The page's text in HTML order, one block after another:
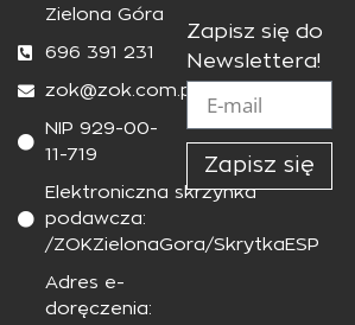
Zielona Góra
696 391 231
zok@zok.com.pl
NIP 929-00-
11-719
Elektroniczna skrzynka
podawcza:
/ZOKZielonaGora/SkrytkaESP
Adres e-
doręczenia:
Zapisz się do
Newslettera!
Zapisz się